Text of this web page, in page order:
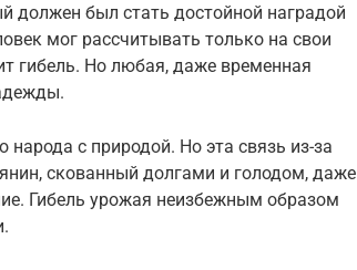
должен был стать достойной наградой
мог рассчитывать только на свои
гибель. Но любая, даже временная
с природой. Но эта связь из-за
скованный долгами и голодом, даже
Гибель урожая неизбежным образом